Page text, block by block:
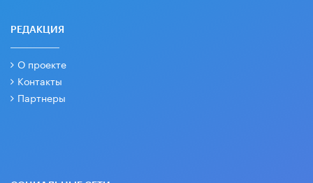
РЕДАКЦИЯ
О проекте
Контакты
Партнеры